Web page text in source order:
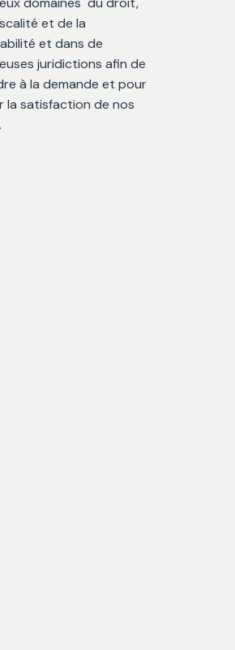
et de la
et dans de
juridictions afin de
à la demande et pour
la satisfaction de nos